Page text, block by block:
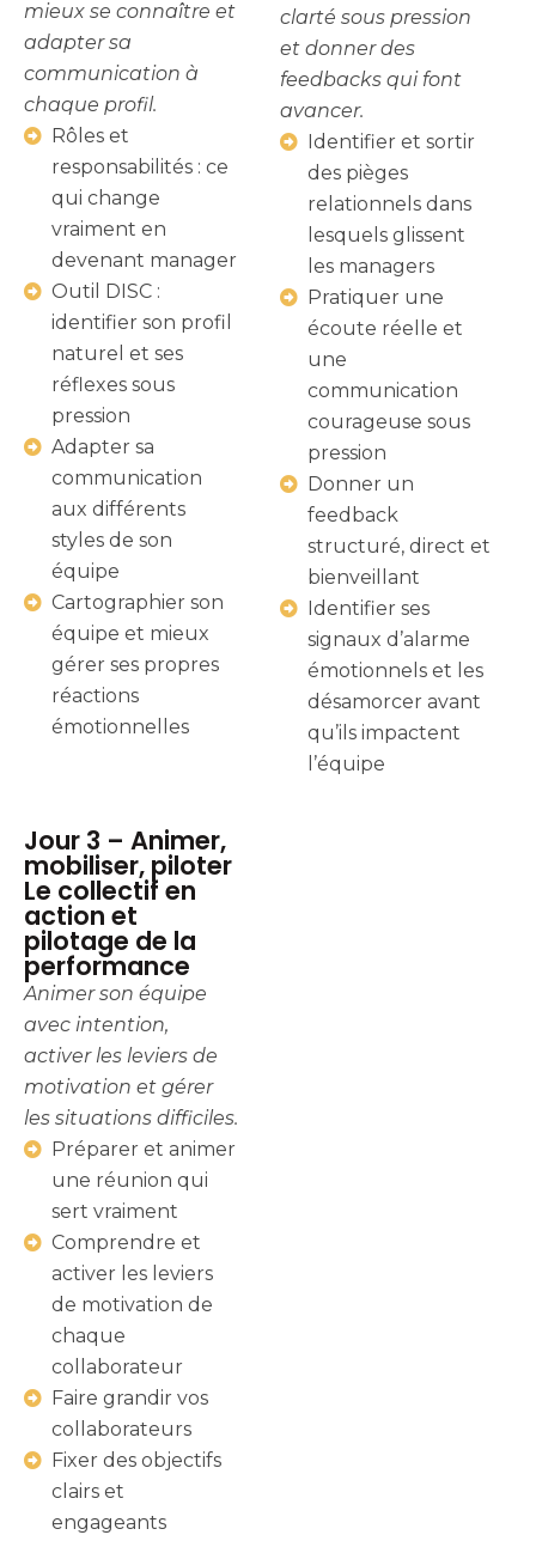
mieux se connaître et
adapter sa
communication à
chaque profil.
Rôles et
responsabilités : ce
qui change
vraiment en
devenant manager
Outil DISC :
identifier son profil
naturel et ses
réflexes sous
pression
Adapter sa
communication
aux différents
styles de son
équipe
Cartographier son
équipe et mieux
gérer ses propres
réactions
émotionnelles
clarté sous pression
et donner des
feedbacks qui font
avancer.
Identifier et sortir
des pièges
relationnels dans
lesquels glissent
les managers
Pratiquer une
écoute réelle et
une
communication
courageuse sous
pression
Donner un
feedback
structuré, direct et
bienveillant
Identifier ses
signaux d’alarme
émotionnels et les
désamorcer avant
qu’ils impactent
l’équipe
Jour 3 – Animer,
mobiliser, piloter
Le collectif en
action et
pilotage de la
performance
Animer son équipe
avec intention,
activer les leviers de
motivation et gérer
les situations difficiles.
Préparer et animer
une réunion qui
sert vraiment
Comprendre et
activer les leviers
de motivation de
chaque
collaborateur
Faire grandir vos
collaborateurs
Fixer des objectifs
clairs et
engageants